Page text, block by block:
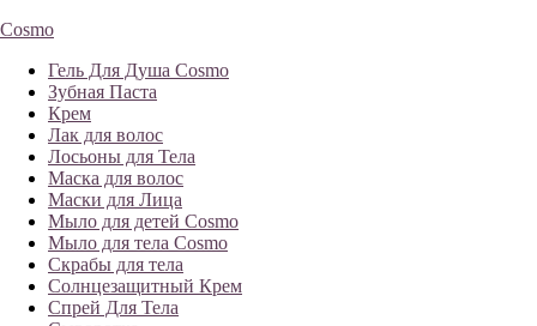
Cosmo
Гель Для Душа Cosmo
Зубная Паста
Крем
Лак для волос
Лосьоны для Тела
Маска для волос
Маски для Лица
Мыло для детей Cosmo
Мыло для тела Cosmo
Скрабы для тела
Солнцезащитный Крем
Спрей Для Тела